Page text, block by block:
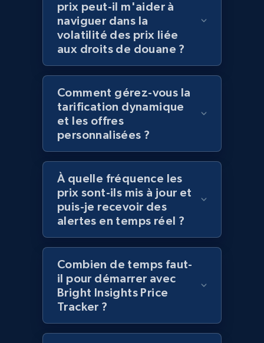
price, Currency, Availability, Reviews count, and
2.1K+ 375+ Commencer
Amazon products global dataset - Collects
products by specific category URL
Title, Seller name, Brand, Description, Initial
price, Currency, Availability, Reviews count, and
more.
2.1K+ Commencer
Collecting products by keyword search
Title, Seller name, Brand, Description, Initial
price, Currency, Availability, Reviews count, and
prix peut-il m'aider à
naviguer dans la
volatilité des prix liée
aux droits de douane ?
Comment gérez-vous la
tarification dynamique
et les offres
personnalisées ?
À quelle fréquence les
prix sont-ils mis à jour et
puis-je recevoir des
alertes en temps réel ?
Combien de temps faut-
il pour démarrer avec
Bright Insights Price
Tracker ?